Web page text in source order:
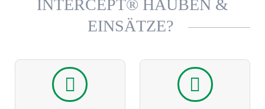
INTERCEPT® HAUBEN &
EINSÄTZE?